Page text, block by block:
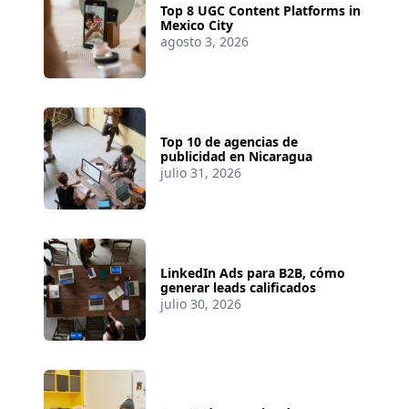
Top 8 UGC Content Platforms in
Mexico City
agosto 3, 2026
Top 10 de agencias de
publicidad en Nicaragua
julio 31, 2026
LinkedIn Ads para B2B, cómo
generar leads calificados
julio 30, 2026